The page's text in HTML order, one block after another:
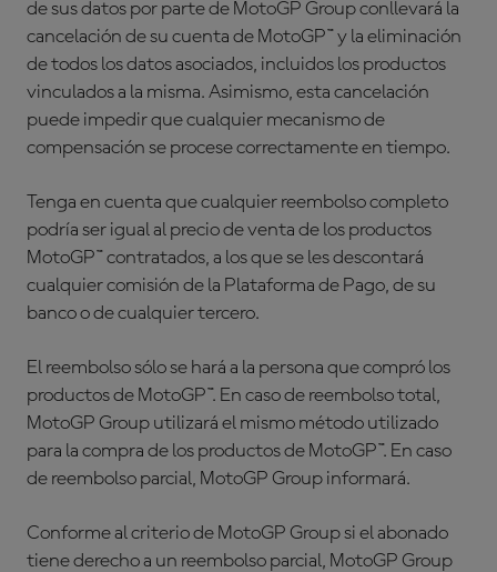
de sus datos por parte de MotoGP Group conllevará la
cancelación de su cuenta de MotoGP™ y la eliminación
de todos los datos asociados, incluidos los productos
vinculados a la misma. Asimismo, esta cancelación
puede impedir que cualquier mecanismo de
compensación se procese correctamente en tiempo.
Tenga en cuenta que cualquier reembolso completo
podría ser igual al precio de venta de los productos
MotoGP™ contratados, a los que se les descontará
cualquier comisión de la Plataforma de Pago, de su
banco o de cualquier tercero.
El reembolso sólo se hará a la persona que compró los
productos de MotoGP™. En caso de reembolso total,
MotoGP Group utilizará el mismo método utilizado
para la compra de los productos de MotoGP™. En caso
de reembolso parcial, MotoGP Group informará.
Conforme al criterio de MotoGP Group si el abonado
tiene derecho a un reembolso parcial, MotoGP Group